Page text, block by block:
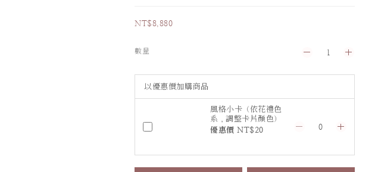
NT$8,880
數量
以優惠價加購商品
風格小卡（依花禮色
系，調整卡片顏色）
優惠價 NT$20